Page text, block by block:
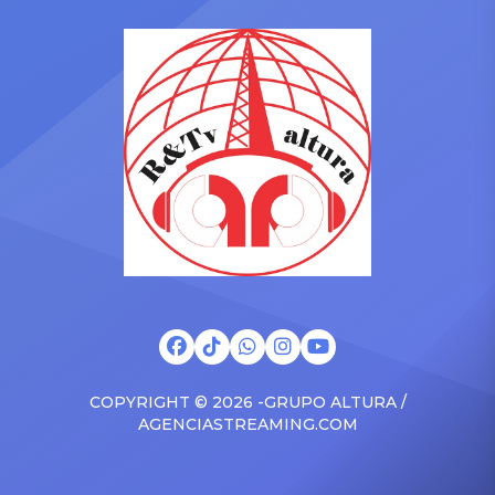
un emotivo mensaje a
Karol G tras recibir un
reconocimiento por su
colaboración musical
“Verano Rosa”. Te puede
interesar ¿Casualidad? Feid
sorprendió con publicación
tras video de Karol G […]
de Daddy Yankee. El artista
británico sorprendió a sus
fanáticos al invitar al
llamado “Big Boss” como
invitado especial durante
una de las presentaciones
de su gira “Loop Tour”. […]
COPYRIGHT © 2026 -GRUPO ALTURA /
AGENCIASTREAMING.COM